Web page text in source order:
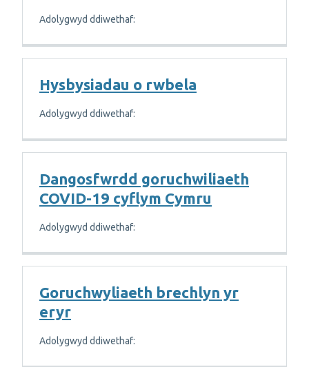
Adolygwyd ddiwethaf:
Hysbysiadau o rwbela
Adolygwyd ddiwethaf:
Dangosfwrdd goruchwiliaeth
COVID-19 cyflym Cymru
Adolygwyd ddiwethaf:
Goruchwyliaeth brechlyn yr
eryr
Adolygwyd ddiwethaf: